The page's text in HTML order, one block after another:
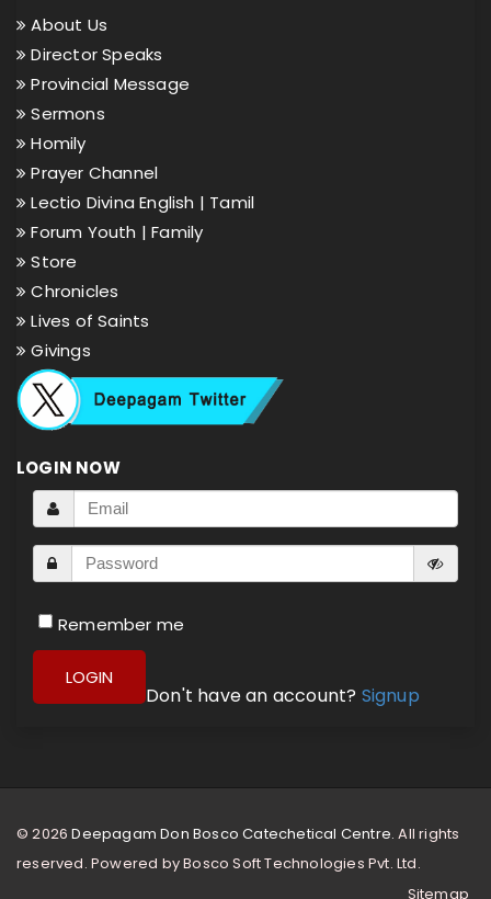
About Us
Director Speaks
Provincial Message
Sermons
Homily
Prayer Channel
Lectio Divina English | Tamil
Forum Youth |Family
Store
Chronicles
Lives of Saints
Givings
LOGIN NOW
Remember me
LOGIN
Don't have an account? Signup
© 2026Deepagam Don Bosco Catechetical Centre. All rights
reserved. Powered byBosco Soft Technologies Pvt. Ltd.
Sitemap